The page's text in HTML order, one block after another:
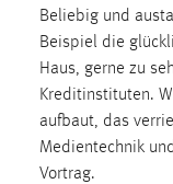
Beliebig und
Beispiel die
Haus, gerne zu
Kreditinstituten.
aufbaut, das
Medientechnik
Vortrag.
Cookie
Jahre,
Login